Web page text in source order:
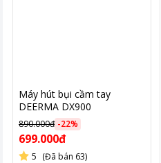
Máy hút bụi cầm tay
DEERMA DX900
890.000đ -22%
699.000đ
5 (Đã bán 63)